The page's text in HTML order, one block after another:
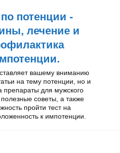
потенции -
лечение и
вашему вниманию
на тему потенции, но и
препараты для мужского
советы, а также
пройти тест на
к импотенции.